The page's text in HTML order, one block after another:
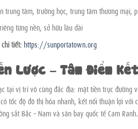
trung tâm, trường học, trung tâm thương mại,
từng nền, sở hữu lâu dài
tiết: https://sunportatown.org
Lược – Tâm Điểm
tại vị trí vô cùng đắc địa: mặt tiền trục đường
tốc độ đô thị hóa nhanh, kết nối thuận lợi với
sắt Bắc – Nam và sân bay quốc tế Cam Ranh.